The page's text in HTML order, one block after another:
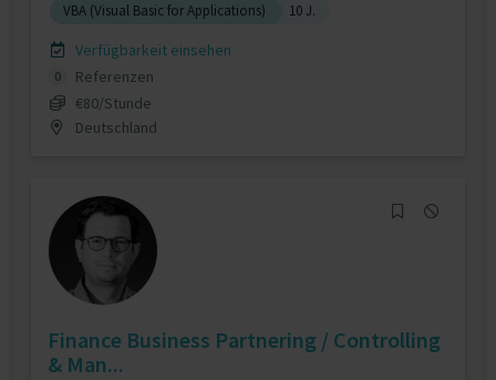
VBA (Visual Basic for Applications)
10 J.
Verfügbarkeit einsehen
0
Referenzen
€80/Stunde
Deutschland
Finance Business Partnering / Controlling
& Man...